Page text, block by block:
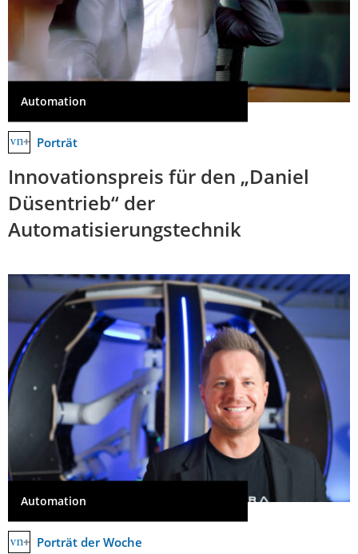
Automation
Porträt
Innovationspreis für den „Daniel
Düsentrieb“ der
Automatisierungstechnik
Automation
Porträt der Woche